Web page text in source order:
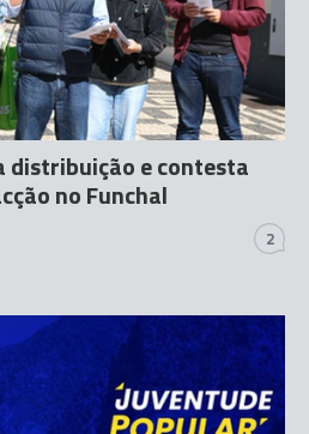
distribuição e contesta
no Funchal
2